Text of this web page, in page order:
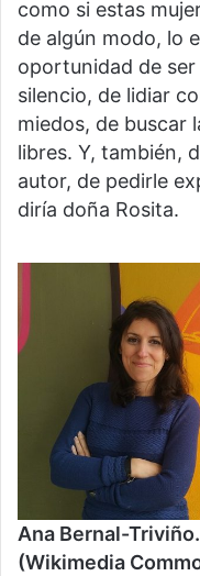
como si estas
de algún modo, lo
oportunidad de ser
silencio, de lidiar
miedos, de buscar
libres. Y, también,
autor, de pedirle
diría doña Rosita.
Ana Bernal-
(Wikimedia